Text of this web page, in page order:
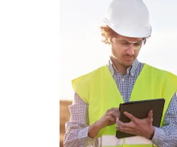
olduk. Yüzlerce B2B iş
aynı anda
gelişimine ön ayak
katkılarımızı sunacağız.
ağırlayacağımız
sağlamayı hedefliyoruz “.
Foam Eurasia ve